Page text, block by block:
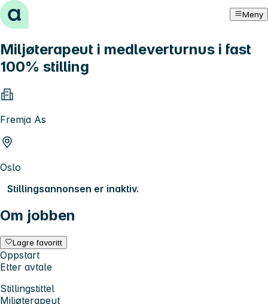
Hopp til innhold Meny
Miljøterapeut i medleverturnus i fast
100% stilling
Fremja As
Oslo
Stillingsannonsen er inaktiv.
Om jobben
Lagre favoritt
Oppstart
Etter avtale
Stillingstittel
Miljøterapeut